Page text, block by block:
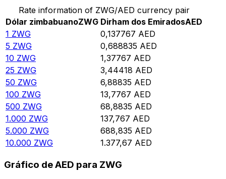
Rate information of ZWG/AED currency pair
Dólar zimbabuanoZWG Dirham dos EmiradosAED
1 ZWG 0,137767 AED
5 ZWG 0,688835 AED
10 ZWG 1,37767 AED
25 ZWG 3,44418 AED
50 ZWG 6,88835 AED
100 ZWG 13,7767 AED
500 ZWG 68,8835 AED
1.000 ZWG 137,767 AED
5.000 ZWG 688,835 AED
10.000 ZWG 1.377,67 AED
Gráfico de AED para ZWG